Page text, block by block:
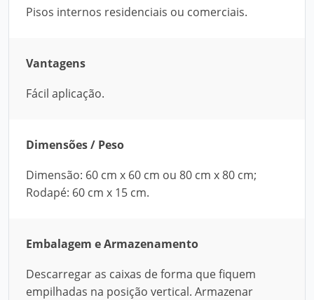
Pisos internos residenciais ou comerciais.
Vantagens
Fácil aplicação.
Dimensões / Peso
Dimensão: 60 cm x 60 cm ou 80 cm x 80 cm;
Rodapé: 60 cm x 15 cm.
Embalagem e Armazenamento
Descarregar as caixas de forma que fiquem
empilhadas na posição vertical. Armazenar